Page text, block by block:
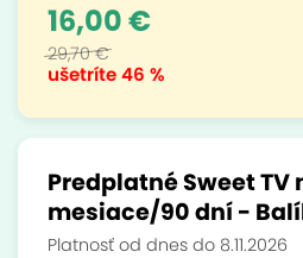
ušetríte46 %
16,00 €
29,70 €
Predplatné Sweet TV
mesiace/90 dní -
Platnosť od dnes do 8.11.2026